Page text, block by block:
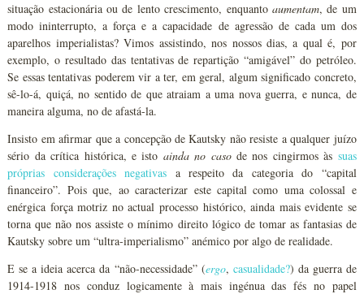
situação estacionária ou de lento crescimento, enquanto aumentam, de um
modo ininterrupto, a força e a capacidade de agressão de cada um dos
aparelhos imperialistas? Vimos assistindo, nos nossos dias, a qual é, por
exemplo, o resultado das tentativas de repartição “amigável” do petróleo.
Se essas tentativas poderem vir a ter, em geral, algum significado concreto,
sê-lo-á, quiçá, no sentido de que atraiam a uma nova guerra, e nunca, de
maneira alguma, no de afastá-la.
Insisto em afirmar que a concepção de Kautsky não resiste a qualquer juízo
sério da crítica histórica, e isto ainda no casode nos cingirmos às suas
próprias considerações negativas a respeito da categoria do “capital
financeiro”. Pois que, ao caracterizar este capital como uma colossal e
enérgica força motriz no actual processo histórico, ainda mais evidente se
torna que não nos assiste o mínimo direito lógico de tomar as fantasias de
Kautsky sobre um “ultra-imperialismo” anémico por algo de realidade.
E se a ideia acerca da “não-necessidade” (ergo, casualidade?) da guerra de
1914-1918 nos conduz logicamente à mais ingénua das fés no papel